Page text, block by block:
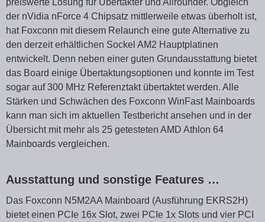
preiswerte Lösung für Übertakter und Allrounder. Obgleich
der nVidia nForce 4 Chipsatz mittlerweile etwas überholt ist,
hat Foxconn mit diesem Relaunch eine gute Alternative zu
den derzeit erhältlichen Sockel AM2 Hauptplatinen
entwickelt. Denn neben einer guten Grundausstattung bietet
das Board einige Übertaktungsoptionen und konnte im Test
sogar auf 300 MHz Referenztakt übertaktet werden. Alle
Stärken und Schwächen des Foxconn WinFast Mainboards
kann man sich im aktuellen Testbericht ansehen und in der
Übersicht mit mehr als 25 getesteten AMD Athlon 64
Mainboards vergleichen.
Ausstattung und sonstige Features …
Das Foxconn N5M2AA Mainboard (Ausführung EKRS2H)
bietet einen PCIe 16x Slot, zwei PCIe 1x Slots und vier PCI